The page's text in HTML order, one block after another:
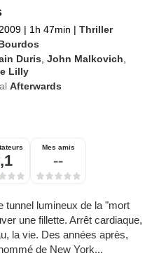
| 1h 47min | Thriller
Duris ,John Malkovich
Lilly
Afterwards
Mes amis
--
tunnel lumineux de la "mort
une fillette. Arrêt cardiaque,
la vie. Des années après,
de New York...